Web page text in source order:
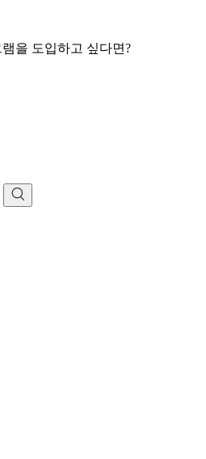
을 도입하고 싶다면?